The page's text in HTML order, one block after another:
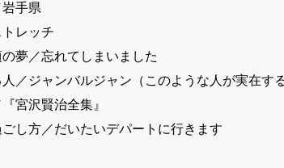
手県
レッチ
夢／忘れてしまいました
／ジャンバルジャン（このような人が実在す
宮沢賢治全集』
し方／だいたいデパートに行きます